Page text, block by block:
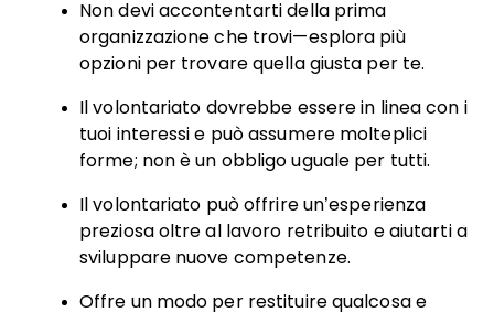
Non devi accontentarti della prima
organizzazione che trovi—esplora più
opzioni per trovare quella giusta per te.
Il volontariato dovrebbe essere in linea con i
tuoi interessi e può assumere molteplici
forme; non è un obbligo uguale per tutti.
Il volontariato può offrire un’esperienza
preziosa oltre al lavoro retribuito e aiutarti a
sviluppare nuove competenze.
Offre un modo per restituire qualcosa e